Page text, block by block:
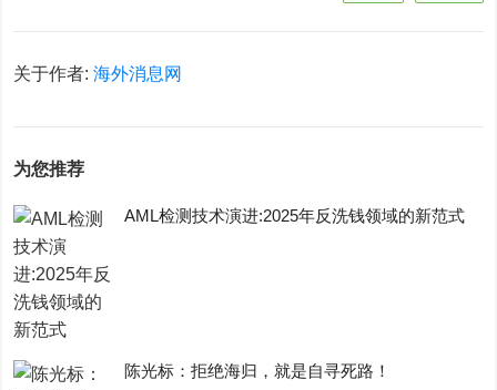
关于作者:海外消息网
为您推荐
AML检测技术演进:2025年反洗钱领域的新范式
陈光标：拒绝海归，就是自寻死路！